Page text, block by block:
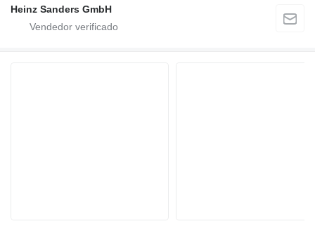
Heinz Sanders GmbH